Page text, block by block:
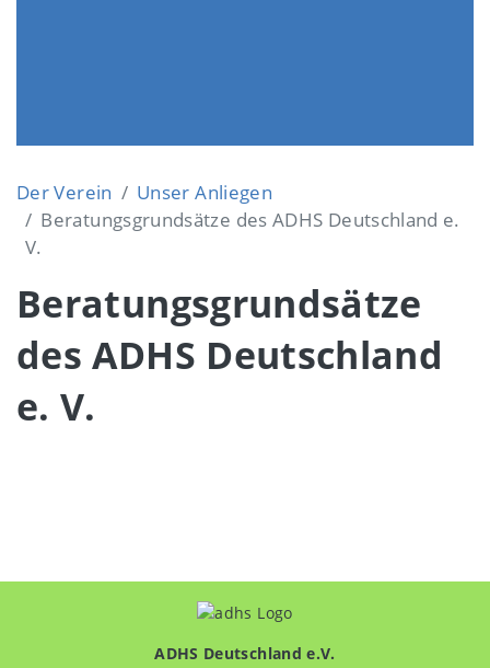
Der Verein
Unser Anliegen
Beratungsgrundsätze des ADHS Deutschland e.
V.
Beratungsgrundsätze
des ADHS Deutschland
e. V.
ADHS Deutschland e.V.